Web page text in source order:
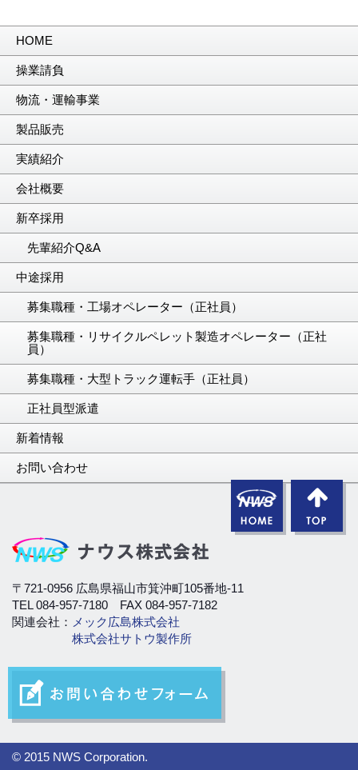
HOME
操業請負
物流・運輸事業
製品販売
実績紹介
会社概要
新卒採用
先輩紹介Q&A
中途採用
募集職種・工場オペレーター（正社員）
募集職種・リサイクルペレット製造オペレーター（正社
員）
募集職種・大型トラック運転手（正社員）
正社員型派遣
新着情報
お問い合わせ
〒721-0956 広島県福山市箕沖町105番地-11
TEL 084-957-7180 FAX 084-957-7182
関連会社： メック広島株式会社
株式会社サトウ製作所
© 2015 NWS Corporation.